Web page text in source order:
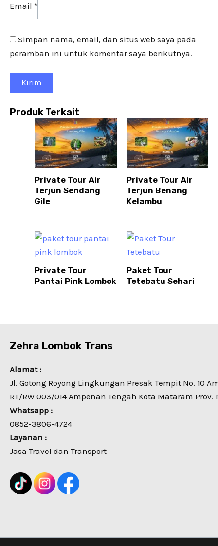
Email *
Simpan nama, email, dan situs web saya pada
peramban ini untuk komentar saya berikutnya.
Produk Terkait
Private Tour Air
Terjun Sendang
Gile
Private Tour Air
Terjun Benang
Kelambu
Private Tour
Pantai Pink Lombok
Paket Tour
Tetebatu Sehari
Zehra Lombok Trans
Alamat :
Jl. Gotong Royong Lingkungan Presak Tempit No. 10
RT/RW 003/014 Ampenan Tengah Kota Mataram Prov.
Whatsapp :
0852-3806-4724
Layanan :
Jasa Travel dan Transport